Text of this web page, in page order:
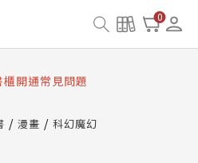
0
閱讀資產合併與書櫃開通申請
分鐘完成書櫃開通與資產合併申
升級重要說明及資產合併結果
漫畫
科幻魔幻